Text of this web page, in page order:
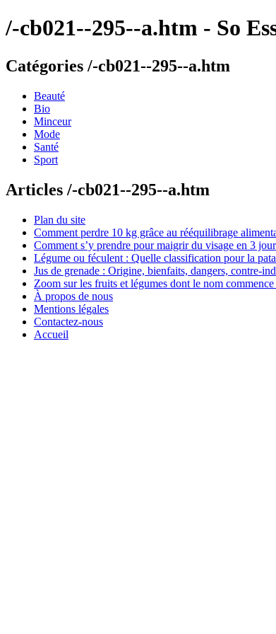
/-cb021--295--a.htm - So
Catégories /-cb021--295--a.htm
Beauté
Bio
Minceur
Mode
Santé
Sport
Articles /-cb021--295--a.htm
Plan du site
Comment perdre 10 kg grâce au rééquilibrage
Comment s’y prendre pour maigrir du visage en 3
Légume ou féculent : Quelle classification pour la
Jus de grenade : Origine, bienfaits, dangers, contre-
Zoom sur les fruits et légumes dont le nom
À propos de nous
Mentions légales
Contactez-nous
Accueil